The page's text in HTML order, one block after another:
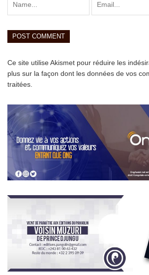
Ce site utilise Akismet pour réduire les
plus sur la façon dont les données de vos
traitées.